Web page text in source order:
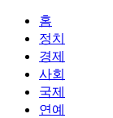
홈
정치
경제
사회
국제
연예